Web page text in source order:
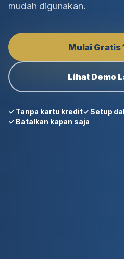
mudah digunakan.
Mulai Gratis
Lihat Demo
✓ Tanpa kartu kredit✓ Setup
✓ Batalkan kapan saja